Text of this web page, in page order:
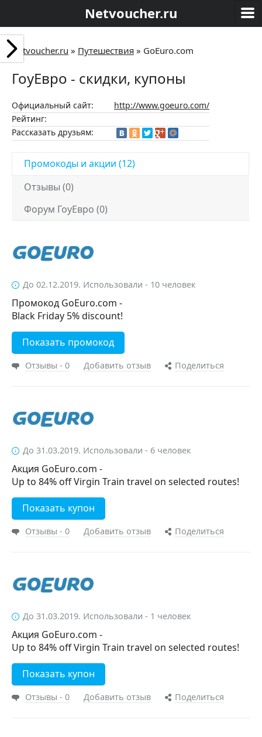
Netvoucher.ru
Netvoucher.ru » Путешествия » GoEuro.com
ГоуЕвро - скидки, купоны
Официальный сайт:
http://www.goeuro.com/
Рейтинг:
Рассказать друзьям:
Промокоды и акции (12)
Отзывы (0)
Форум ГоуЕвро (0)
До 02.12.2019. Использовали - 10 человек
Промокод GoEuro.com -
Black Friday 5% discount!
Показать промокод
Отзывы - 0 Добавить отзыв Поделиться
До 31.03.2019. Использовали - 6 человек
Акция GoEuro.com -
Up to 84% off Virgin Train travel on selected routes!
Показать купон
Отзывы - 0 Добавить отзыв Поделиться
До 31.03.2019. Использовали - 1 человек
Акция GoEuro.com -
Up to 84% off Virgin Train travel on selected routes!
Показать купон
Отзывы - 0 Добавить отзыв Поделиться